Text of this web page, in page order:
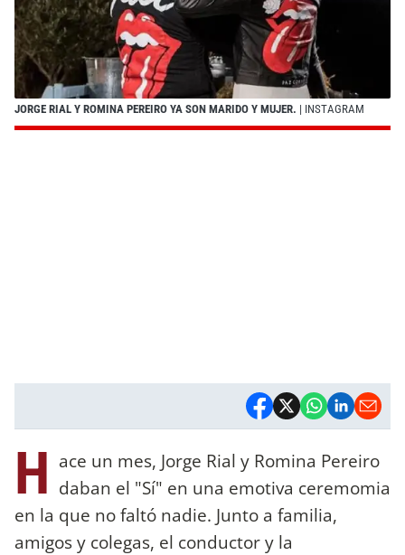
JORGE RIAL Y ROMINA PEREIRO YA SON MARIDO Y MUJER. | INSTAGRAM
H ace un mes, Jorge Rial y Romina Pereiro
daban el "Sí" en una emotiva ceremomia
en la que no faltó nadie. Junto a familia,
amigos y colegas, el conductor y la